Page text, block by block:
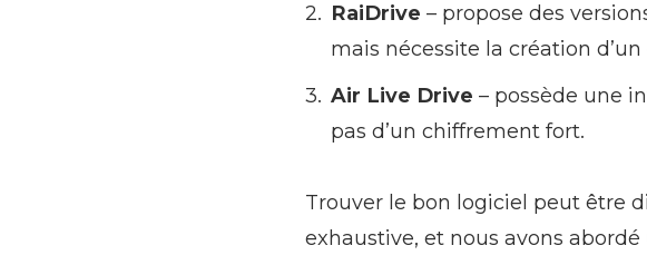
RaiDrive – propose des
mais nécessite la création
Air Live Drive – possède une
pas d’un chiffrement fort.
Trouver le bon logiciel peut être
exhaustive, et nous avons